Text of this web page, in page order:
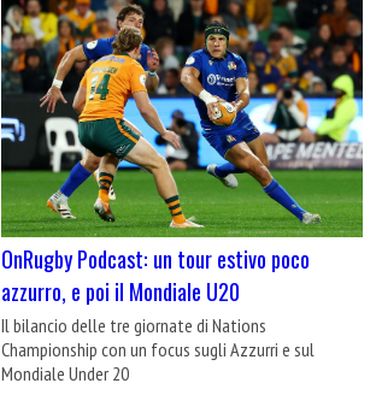
OnRugby Podcast: un tour estivo poco
azzurro, e poi il Mondiale U20
Il bilancio delle tre giornate di Nations
Championship con un focus sugli Azzurri e sul
Mondiale Under 20